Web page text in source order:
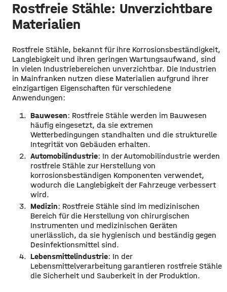
Rostfreie Stähle: Unverzichtbare
Materialien
Rostfreie Stähle, bekannt für ihre Korrosionsbeständigkeit,
Langlebigkeit und ihren geringen Wartungsaufwand, sind
in vielen Industriebereichen unverzichtbar. Die Industrien
in Mainfranken nutzen diese Materialien aufgrund ihrer
einzigartigen Eigenschaften für verschiedene
Anwendungen:
Bauwesen: Rostfreie Stähle werden im Bauwesen
häufig eingesetzt, da sie extremen
Wetterbedingungen standhalten und die strukturelle
Integrität von Gebäuden erhalten.
Automobilindustrie: In der Automobilindustrie werden
rostfreie Stähle zur Herstellung von
korrosionsbeständigen Komponenten verwendet,
wodurch die Langlebigkeit der Fahrzeuge verbessert
wird.
Medizin: Rostfreie Stähle sind im medizinischen
Bereich für die Herstellung von chirurgischen
Instrumenten und medizinischen Geräten
unerlässlich, da sie hygienisch und beständig gegen
Desinfektionsmittel sind.
Lebensmittelindustrie: In der
Lebensmittelverarbeitung garantieren rostfreie Stähle
die Sicherheit und Sauberkeit in der Produktion.